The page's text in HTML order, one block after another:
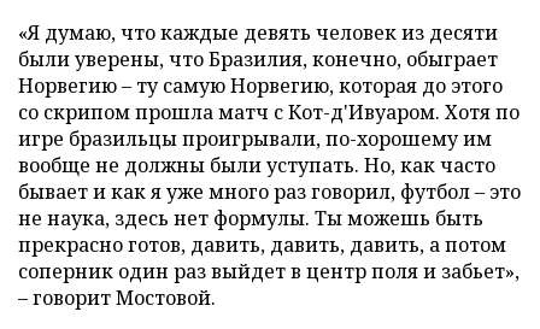
«Я думаю, что каждые девять человек из десяти
были уверены, что Бразилия, конечно, обыграет
Норвегию – ту самую Норвегию, которая до этого
со скрипом прошла матч с Кот-д'Ивуаром. Хотя по
игре бразильцы проигрывали, по-хорошему им
вообще не должны были уступать. Но, как часто
бывает и как я уже много раз говорил, футбол – это
не наука, здесь нет формулы. Ты можешь быть
прекрасно готов, давить, давить, давить, а потом
соперник один раз выйдет в центр поля и забьет»,
– говорит Мостовой.